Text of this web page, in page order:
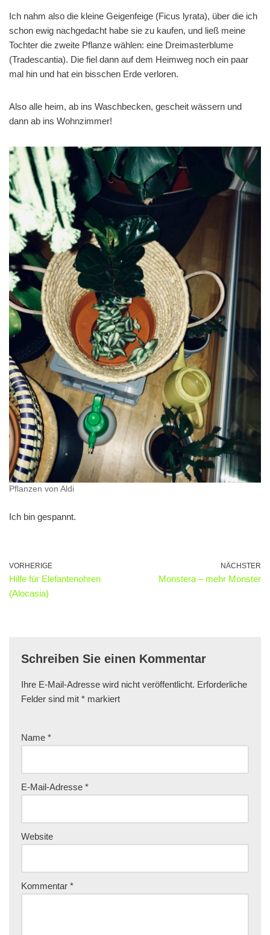
Ich nahm also die kleine Geigenfeige (Ficus lyrata), über die ich
schon ewig nachgedacht habe sie zu kaufen, und ließ meine
Tochter die zweite Pflanze wählen: eine Dreimasterblume
(Tradescantia). Die fiel dann auf dem Heimweg noch ein paar
mal hin und hat ein bisschen Erde verloren.
Also alle heim, ab ins Waschbecken, gescheit wässern und
dann ab ins Wohnzimmer!
Pflanzen von Aldi
Ich bin gespannt.
VORHERIGE
Hilfe für Elefantenohren
(Alocasia)
NÄCHSTER
Monstera – mehr Monster
Schreiben Sie einen Kommentar
Ihre E-Mail-Adresse wird nicht veröffentlicht. Erforderliche
Felder sind mit * markiert
Name *
E-Mail-Adresse *
Website
Kommentar *